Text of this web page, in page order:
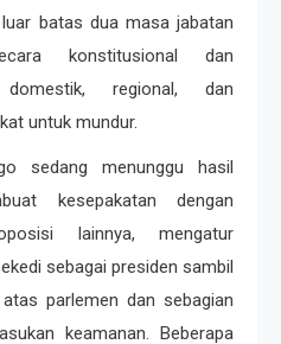
batas dua masa jabatan
konstitusional dan
regional, dan
untuk mundur.
sedang menunggu hasil
kesepakatan dengan
lainnya, mengatur
sebagai presiden sambil
parlemen dan sebagian
keamanan. Beberapa